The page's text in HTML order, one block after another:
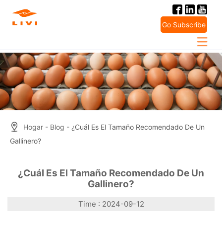
Go Subscribe
Hogar - Blog - ¿Cuál Es El Tamaño Recomendado De Un
Gallinero?
¿Cuál Es El Tamaño Recomendado De Un
Gallinero?
Time : 2024-09-12